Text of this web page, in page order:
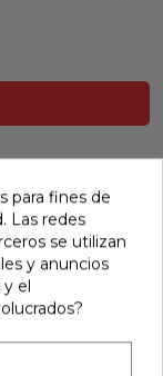
para fines de
Las redes
se utilizan
y anuncios
y el